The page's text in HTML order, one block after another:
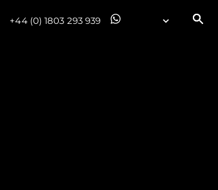
+44 (0) 1803 293 939